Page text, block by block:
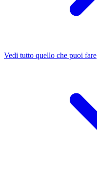
Vedi tutto quello che puoi fare